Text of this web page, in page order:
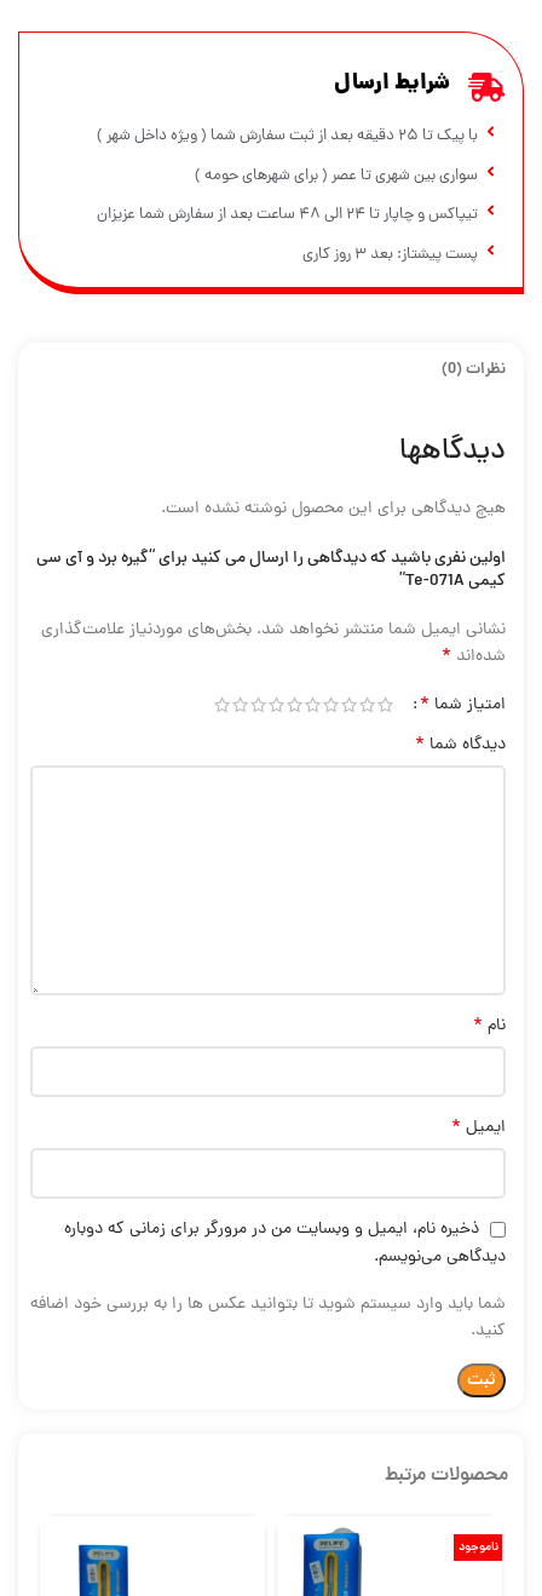
شرایط ارسال
با پیک تا ۲۵ دقیقه بعد از ثبت سفارش شما ( ویژه داخل شهر )
سواری بین شهری تا عصر ( برای شهرهای حومه )
تیپاکس و چاپار تا ۲۴ الی ۴۸ ساعت بعد از سفارش شما عزیزان
پست پیشتاز: بعد ۳ روز کاری
نظرات (0)
دیدگاهها
هیچ دیدگاهی برای این محصول نوشته نشده است.
اولین نفری باشید که دیدگاهی را ارسال می کنید برای “گیره برد و آی سی
کیمی Te-071A”
نشانی ایمیل شما منتشر نخواهد شد. بخش‌های موردنیاز علامت‌گذاری
شده‌اند *
امتیاز شما *
دیدگاه شما *
نام *
ایمیل *
ذخیره نام، ایمیل و وبسایت من در مرورگر برای زمانی که دوباره
دیدگاهی می‌نویسم.
شما باید وارد سیستم شوید تا بتوانید عکس ها را به بررسی خود اضافه
کنید.
محصولات مرتبط
ناموجود